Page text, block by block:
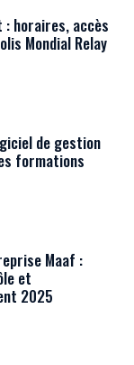
: horaires, accès
Mondial Relay
de gestion
formations
Maaf :
et
2025